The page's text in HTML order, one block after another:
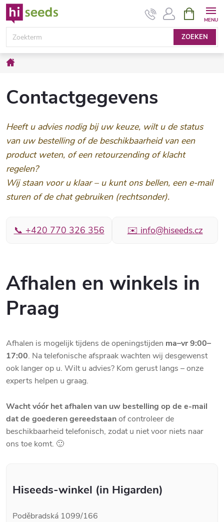
Overslaan
naar
inhoud
ZOEKEN
Contactgegevens
Heeft u advies nodig bij uw keuze, wilt u de status
van uw bestelling of de beschikbaarheid van een
product weten, of een retourzending of klacht
regelen?
Wij staan voor u klaar – u kunt ons bellen, een e-mail
sturen of de chat gebruiken (rechtsonder).
📞 +420 770 326 356 ✉️ info@hiseeds.cz
Afhalen en winkels in
Praag
Afhalen is mogelijk tijdens de openingstijden ma–vr 9:00–
17:00. Na telefonische afspraak wachten wij desgewenst
ook langer op u. Wilt u advies? Kom gerust langs – onze
experts helpen u graag.
Wacht vóór het afhalen van uw bestelling op de e-mail
dat de goederen gereedstaanof controleer de
beschikbaarheid telefonisch, zodat u niet voor niets naar
ons toe komt. 🙂
Hiseeds-winkel (in Higarden)
Poděbradská 1099/166